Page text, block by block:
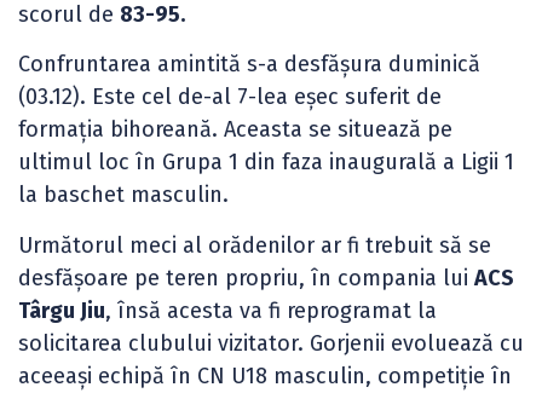
scorul de 83-95.
Confruntarea amintită s-a desfășura duminică
(03.12). Este cel de-al 7-lea eșec suferit de
formația bihoreană. Aceasta se situează pe
ultimul loc în Grupa 1 din faza inaugurală a Ligii 1
la baschet masculin.
Următorul meci al orădenilor ar fi trebuit să se
desfășoare pe teren propriu, în compania lui ACS
Târgu Jiu, însă acesta va fi reprogramat la
solicitarea clubului vizitator. Gorjenii evoluează cu
aceeași echipă în CN U18 masculin, competiție în